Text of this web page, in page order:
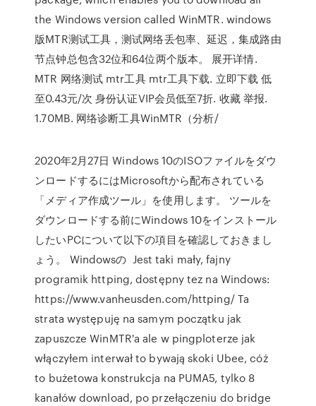
the Windows version called WinMTR. windows
版MTR测试工具，测试网络丢包率、延迟，集成路由
节点钟总包含32位和64位两个版本。 展开详情.
MTR 网络测试 mtr工具 mtr工具下载. 立即下载 低
至0.43元/次 身份认证VIP会员低至7折. 收藏 举报.
1.70MB. 网络诊断工具WinMTR（分析/
2020年2月27日 Windows 10のISOファイルをダウ
ンロードするにはMicrosoftから配布されている
「メディア作成ツール」を使用します。 ツールを
ダウンロードする前にWindows 10をインストール
したいPCについて以下の項目を確認しておきまし
ょう。 Windowsの Jest taki mały, fajny
programik httping, dostępny tez na Windows:
https://www.vanheusden.com/httping/ Ta
strata występuję na samym początku jak
zapuszcze WinMTR'a ale w pingploterze jak
włączyłem interwał to bywają skoki Ubee, cóż
to bużetowa konstrukcja na PUMA5, tylko 8
kanałów download, po przełączeniu do bridge